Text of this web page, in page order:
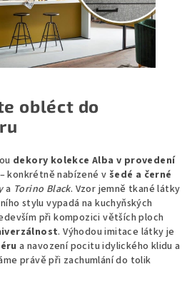
obléct do
dekory kolekce Alba v provedení
– konkrétně nabízené v šedé a černé
a Torino Black. Vzor jemně tkané látky
stylu vypadá na kuchyňských
při kompozici větších ploch
. Výhodou imitace látky je
a navození pocitu idylického klidu a
právě při zachumlání do tolik